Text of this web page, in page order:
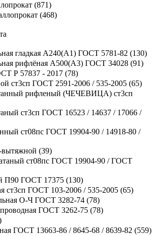
(871)
(468)
гладкая А240(А1) ГОСТ 5781-82 (130)
рифлёная А500(А3) ГОСТ 34028 (91)
Р 57837 - 2017 (78)
ст3сп ГОСТ 2591-2006 / 535-2005 (65)
рифленый (ЧЕЧЕВИЦА) ст3сп
ст3сп ГОСТ 16523 / 14637 / 17066 /
ст08пс ГОСТ 19904-90 / 14918-80 /
вытяжной (39)
ст08пс ГОСТ 19904-90 / ГОСТ
П90 ГОСТ 17375 (130)
ст3сп ГОСТ 103-2006 / 535-2005 (65)
О-Ч ГОСТ 3282-74 (78)
ГОСТ 3262-75 (78)
ГОСТ 13663-86 / 8645-68 / 8639-82 (559)